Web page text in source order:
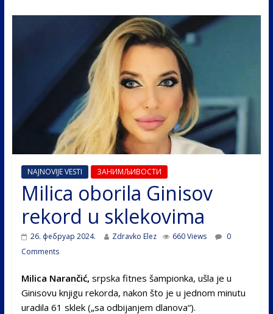
NAJNOVIJE VESTI ЗАНИМЉИВОСТИ
Milica oborila Ginisov
rekord u sklekovima
26. фебруар 2024. Zdravko Elez 660 Views
0
Comments
Milica Narančić, srpska fitnes šampionka, ušla je u
Ginisovu knjigu rekorda, nakon što je u jednom minutu
uradila 61 sklek („sa odbijanjem dlanova“).